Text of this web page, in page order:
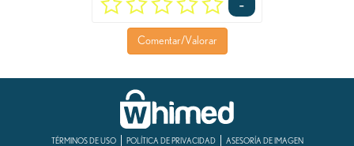
-
Comentar/Valorar
TÉRMINOS DE USO POLÍTICA DE PRIVACIDAD ASESORÍA DE IMAGEN